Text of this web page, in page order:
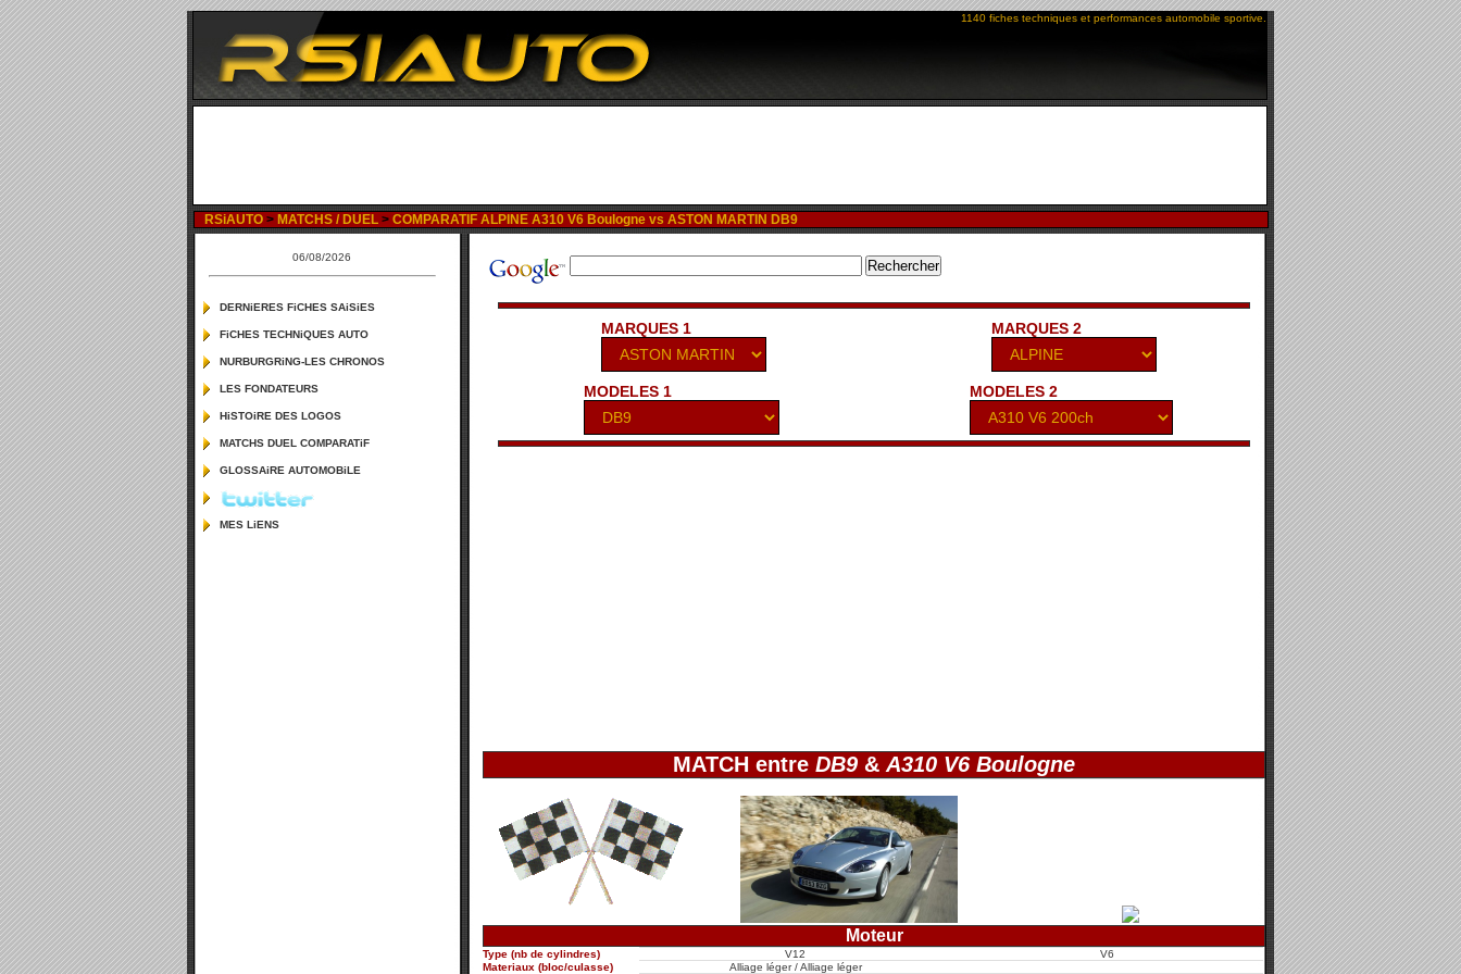
1140 fiches techniques et performances automobile sportive.
RSiAUTO > MATCHS / DUEL > COMPARATIF ALPINE A310 V6 Boulogne vs ASTON MARTIN DB9
MARQUES 1 MARQUES 2
MODELES 1 MODELES 2
MATCH entre DB9 & A310 V6 Boulogne
Moteur
Type (nb de cylindres) V12
V6
Materiaux (bloc/culasse)
Alliage léger / Alliage léger
06/08/2026
DERNiERES FiCHES SAiSiES
FiCHES TECHNiQUES AUTO
NURBURGRiNG-LES CHRONOS
LES FONDATEURS
HiSTOiRE DES LOGOS
MATCHS DUEL COMPARATiF
GLOSSAiRE AUTOMOBiLE
MES LiENS